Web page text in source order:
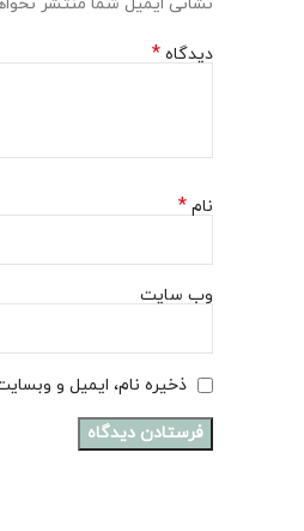
دیدگاه *
نام *
وب‌ سایت
ذخیره نام، ایمیل و